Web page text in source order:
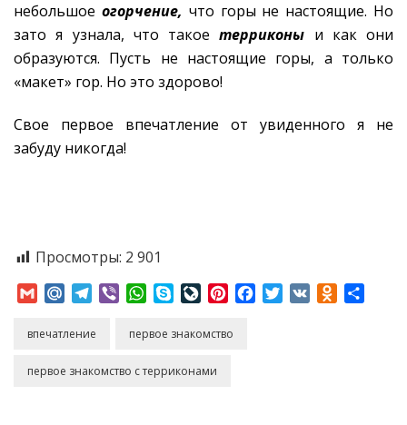
небольшое огорчение, что горы не настоящие. Но
зато я узнала, что такоетерриконы и как они
образуются. Пусть не настоящие горы, а только
«макет» гор. Но это здорово!
Свое первое впечатление от увиденного я не
забуду никогда!
Просмотры: 2 901
GmailMail.RuTelegram
Viber WhatsApp
SkypeLiveJournal
PinterestFacebookTwitter
VK
впечатление первое знакомство
первое знакомство с терриконами